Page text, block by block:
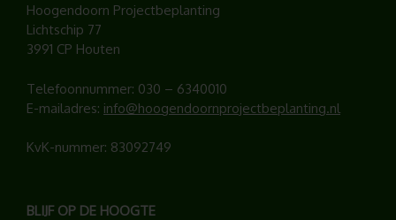
Hoogendoorn Projectbeplanting
Lichtschip 77
3991 CP Houten
Telefoonnummer: 030 – 6340010
E-mailadres: info@hoogendoornprojectbeplanting.nl
KvK-nummer: 83092749
BLIJF OP DE HOOGTE